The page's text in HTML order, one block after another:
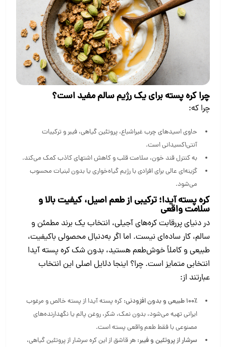
چرا کره پسته برای یک رژیم سالم مفید است؟
چرا که:
حاوی اسیدهای چرب غیراشباع، پروتئین گیاهی، فیبر و ترکیبات
آنتی‌اکسیدانی است.
به کنترل قند خون، سلامت قلب و کاهش اشتهای کاذب کمک می‌کند.
گزینه‌ای عالی برای افرادی با رژیم گیاه‌خواری یا بدون لبنیات محسوب
می‌شود.
کره پسته آیدا؛ ترکیبی از طعم اصیل، کیفیت بالا و
سلامت واقعی
در دنیای پررقابت کره‌های آجیلی، انتخاب یک برند مطمئن و
سالم، کار ساده‌ای نیست. اما اگر به‌دنبال محصولی باکیفیت،
طبیعی و کاملاً خوش‌طعم هستید، بدون شک کره پسته آیدا
انتخابی متمایز است. چرا؟ اینجا دلایل اصلی این انتخاب
عبارتند از:
100٪ طبیعی و بدون افزودنی: کره پسته آیدا از پسته خالص و مرغوب
ایرانی تهیه می‌شود، بدون نمک، شکر، روغن پالم یا نگهدارنده‌های
مصنوعی با فقط طعم واقعی پسته است.
سرشار از پروتئین و فیبر: هر قاشق از این کره سرشار از پروتئین گیاهی،